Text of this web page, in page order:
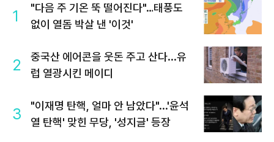
1
"다음 주 기온 뚝 떨어진다"…태풍도
없이 열돔 박살 낸 '이것'
2
중국산 에어콘을 웃돈 주고 산다...유
럽 열광시킨 메이디
3
"이재명 탄핵, 얼마 안 남았다"...'윤석
열 탄핵' 맞힌 무당, '성지글' 등장